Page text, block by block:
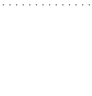
・・・・・・・・・・・・